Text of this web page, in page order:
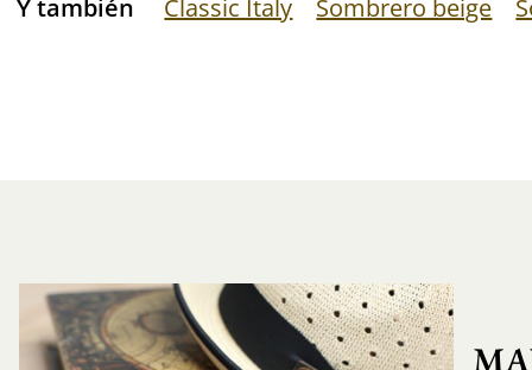
Y también Classic Italy Sombrero beige